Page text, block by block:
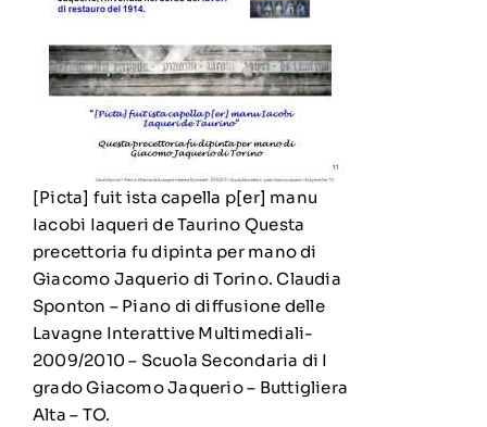
[Picta] fuit ista capella p[er] manu
Iacobi Iaqueri de Taurino Questa
precettoria fu dipinta per mano di
Giacomo Jaquerio di Torino. Claudia
Sponton – Piano di diffusione delle
Lavagne Interattive Multimediali-
2009/2010 – Scuola Secondaria di I
grado Giacomo Jaquerio – Buttigliera
Alta – TO.